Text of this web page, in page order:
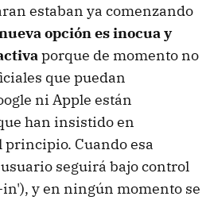
estaban ya comenzando
opción es inocua y
porque de momento no
que puedan
ni Apple están
han insistido en
Cuando esa
seguirá bajo control
y en ningún momento se